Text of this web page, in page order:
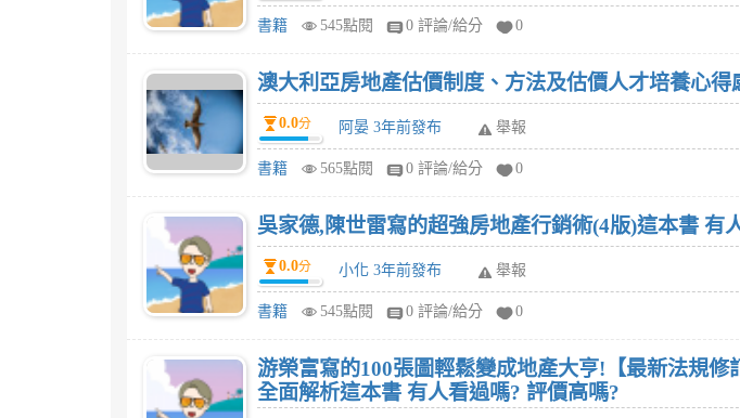
書籍 545點閱 0 評論/給分 0
澳大利亞房地產估價制度、方法及估價人才培養心得
0.0分 阿晏 3年前發布 舉報
書籍 565點閱 0 評論/給分 0
0.0分 小化 3年前發布 舉報
書籍 545點閱 0 評論/給分 0
游榮富寫的100張圖輕鬆變成地產大亨!【最新法規
全面解析這本書 有人看過嗎? 評價高嗎?